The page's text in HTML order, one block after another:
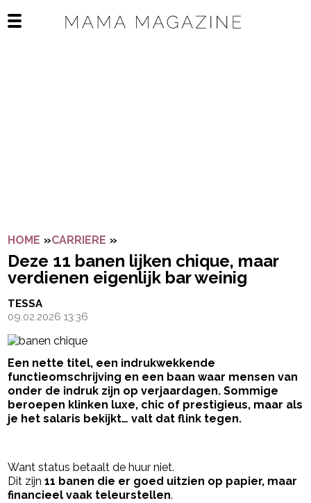
Open het mobiele menu
HOME »CARRIERE »
Deze 11 banen lijken chique, maar
verdienen eigenlijk bar weinig
TESSA
09.02.2026 13:36
Een nette titel, een indrukwekkende
functieomschrijving en een baan waar mensen van
onder de indruk zijn op verjaardagen. Sommige
beroepen klinken luxe, chic of prestigieus, maar als
je het salaris bekijkt… valt dat flink tegen.
Want status betaalt de huur niet.
Dit zijn11 banen die er goed uitzien op papier, maar
financieel vaak teleurstellen.